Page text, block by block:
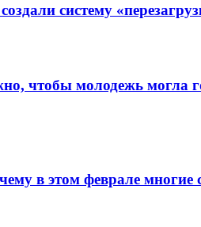
систему
чтобы молодежь могла
в этом феврале многие